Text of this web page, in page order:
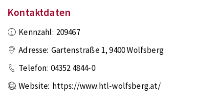
Kontaktdaten
Kennzahl: 209467
Adresse: Gartenstraße 1,9400Wolfsberg
Telefon: 04352 4844-0
Website: https://www.htl-wolfsberg.at/